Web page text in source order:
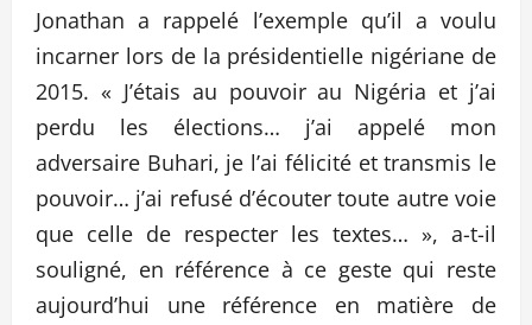
Jonathan a rappelé l’exemple qu’il a voulu
incarner lors de la présidentielle nigériane de
2015. « J’étais au pouvoir au Nigéria et j’ai
perdu les élections… j’ai appelé mon
adversaire Buhari, je l’ai félicité et transmis le
pouvoir… j’ai refusé d’écouter toute autre voie
que celle de respecter les textes… », a-t-il
souligné, en référence à ce geste qui reste
aujourd’hui une référence en matière de